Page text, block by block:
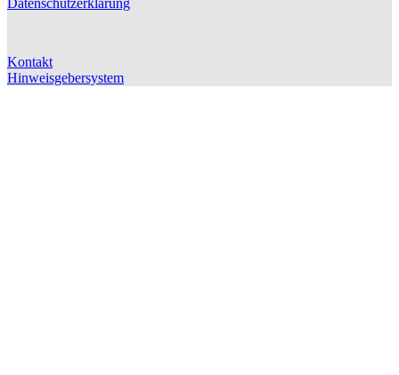
Datenschutzerklärung
Kontakt
Hinweisgebersystem